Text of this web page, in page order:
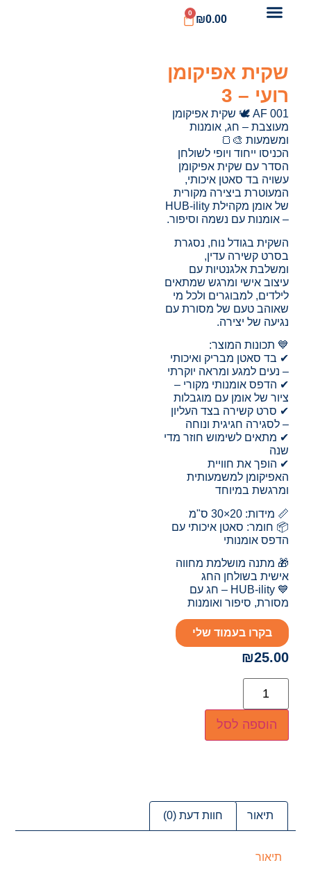
₪0.00
0
שקית אפיקומן
רועי – 3
AF 001 🕊️ שקית אפיקומן
מעוצבת – חג, אומנות
ומשמעות 🎨🍞
הכניסו ייחוד ויופי לשולחן
הסדר עם שקית אפיקומן
עשויה בד סאטן איכותי,
המעוטרת ביצירה מקורית
של אומן מקהילת HUB-ility
– אומנות עם נשמה וסיפור.
השקית בגודל נוח, נסגרת
בסרט קשירה עדין,
ומשלבת אלגנטיות עם
עיצוב אישי ומרגש שמתאים
לילדים, למבוגרים ולכל מי
שאוהב טעם של מסורת עם
נגיעה של יצירה.
💙 תכונות המוצר:
✔ בד סאטן מבריק ואיכותי
– נעים למגע ומראה יוקרתי
✔ הדפס אומנותי מקורי –
ציור של אומן עם מוגבלות
✔ סרט קשירה בצד העליון
– לסגירה חגיגית ונוחה
✔ מתאים לשימוש חוזר מדי
שנה
✔ הופך את חוויית
האפיקומן למשמעותית
ומרגשת במיוחד
📏 מידות: 20×30 ס"מ
📦 חומר: סאטן איכותי עם
הדפס אומנותי
🎁 מתנה מושלמת מחווה
אישית בשולחן החג
💙 HUB-ility – חג עם
מסורת, סיפור ואומנות
בקרו בעמוד שלי
₪25.00
הוספה לסל
תיאור חוות דעת (0)
תיאור